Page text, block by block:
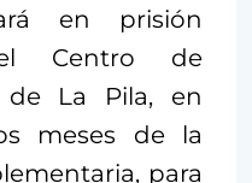
en prisión
Centro de
de La Pila, en
meses de la
para